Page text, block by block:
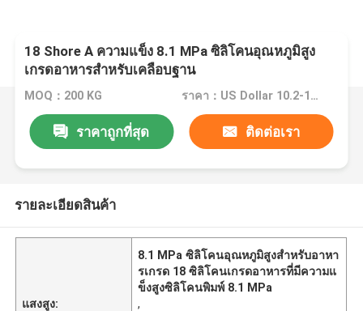
18 Shore A ความแข็ง 8.1 MPa ซิลิโคนอุณหภูมิสูง
เกรดอาหารสำหรับเคลือบฐาน
MOQ：200 KG ราคา：US Dollar 10.2-11.5/kg
ราคาถูกที่สุด ติดต่อเรา
รายละเอียดสินค้า
แสงสูง:
8.1 MPa ซิลิโคนอุณหภูมิสูงสำหรับอาหา
รเกรด 18 ซิลิโคนเกรดอาหารที่มีความแ
ข็งสูงซิลิโคนพิมพ์ 8.1 MPa
,